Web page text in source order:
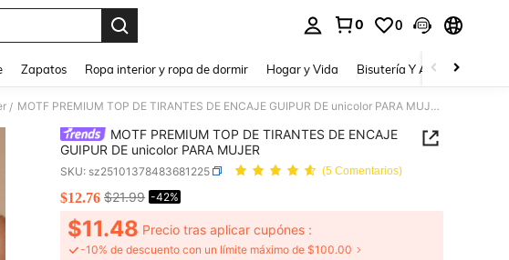
0 0
Zapatos Ropa interior y ropa de dormir Hogar y Vida Bisutería Y Accesorios
/ MOTF PREMIUM TOP DE TIRANTES DE ENCAJE GUIPUR DE unicolor PARA MUJER
MOTF PREMIUM TOP DE TIRANTES DE ENCAJE
GUIPUR DE unicolor PARA MUJER
SKU: sz25101378483681225 (5 Comentarios)
PRICE AND AVAILABILITY
$12.76 $21.99 -42%
$11.48 Precio tras aplicar cupónes :
-10% de descuento con un límite máximo de $100.00